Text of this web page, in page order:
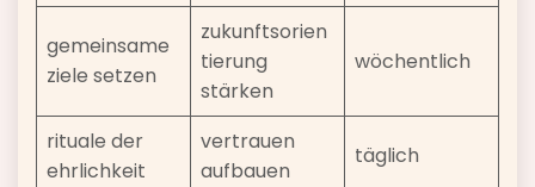
gemeinsame
ziele setzen
zukunftsorien
tierung
stärken
wöchentlich
rituale der
ehrlichkeit
vertrauen
aufbauen
täglich